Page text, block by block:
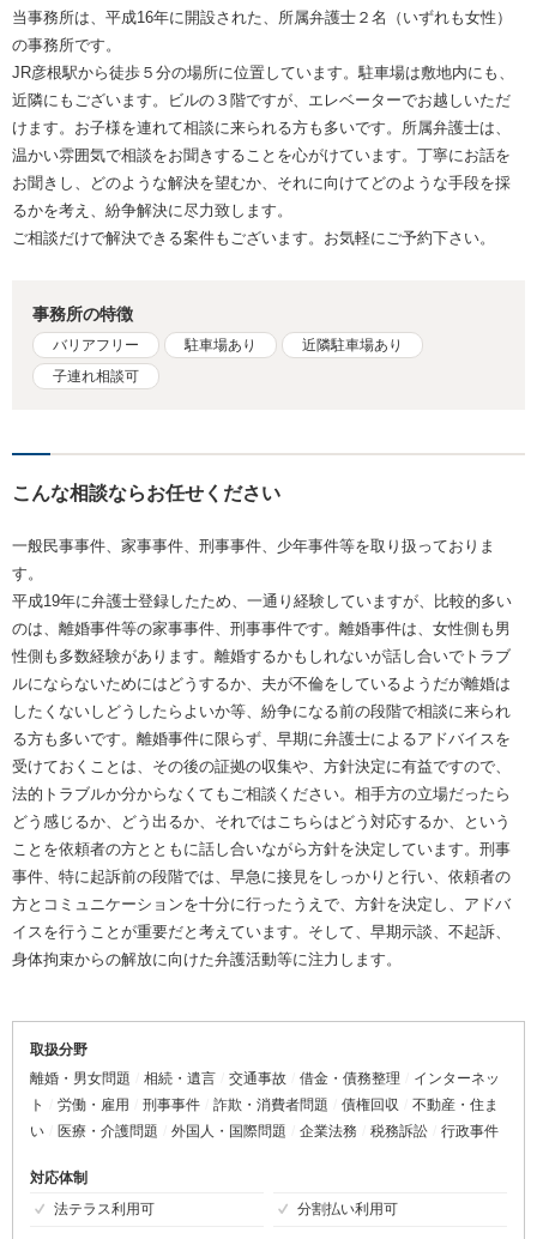
当事務所は、平成16年に開設された、所属弁護士２名（いずれも女性）
の事務所です。
JR彦根駅から徒歩５分の場所に位置しています。駐車場は敷地内にも、
近隣にもございます。ビルの３階ですが、エレベーターでお越しいただ
けます。お子様を連れて相談に来られる方も多いです。所属弁護士は、
温かい雰囲気で相談をお聞きすることを心がけています。丁寧にお話を
お聞きし、どのような解決を望むか、それに向けてどのような手段を採
るかを考え、紛争解決に尽力致します。
ご相談だけで解決できる案件もございます。お気軽にご予約下さい。
事務所の特徴
バリアフリー 駐車場あり
近隣駐車場あり
子連れ相談可
こんな相談ならお任せください
一般民事事件、家事事件、刑事事件、少年事件等を取り扱っておりま
す。
平成19年に弁護士登録したため、一通り経験していますが、比較的多い
のは、離婚事件等の家事事件、刑事事件です。離婚事件は、女性側も男
性側も多数経験があります。離婚するかもしれないが話し合いでトラブ
ルにならないためにはどうするか、夫が不倫をしているようだが離婚は
したくないしどうしたらよいか等、紛争になる前の段階で相談に来られ
る方も多いです。離婚事件に限らず、早期に弁護士によるアドバイスを
受けておくことは、その後の証拠の収集や、方針決定に有益ですので、
法的トラブルか分からなくてもご相談ください。相手方の立場だったら
どう感じるか、どう出るか、それではこちらはどう対応するか、という
ことを依頼者の方とともに話し合いながら方針を決定しています。刑事
事件、特に起訴前の段階では、早急に接見をしっかりと行い、依頼者の
方とコミュニケーションを十分に行ったうえで、方針を決定し、アドバ
イスを行うことが重要だと考えています。そして、早期示談、不起訴、
身体拘束からの解放に向けた弁護活動等に注力します。
取扱分野
離婚・男女問題
相続・遺言 交通事故 借金・債務整理
インターネッ
ト
労働・雇用 刑事事件 詐欺・消費者問題 債権回収
不動産・住ま
い
医療・介護問題 外国人・国際問題 企業法務 税務訴訟 行政事件
対応体制
法テラス利用可
分割払い利用可